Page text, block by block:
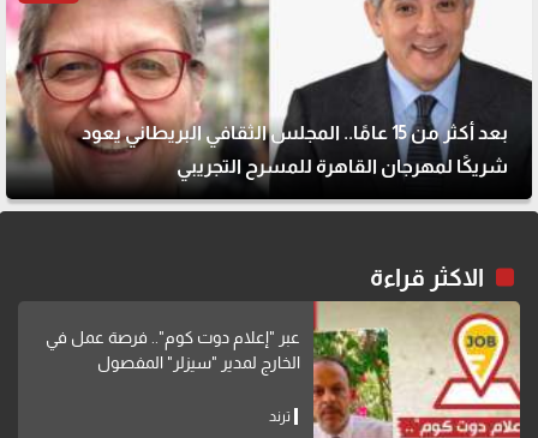
بعد أكثر من 15 عامًا.. المجلس الثقافي البريطاني يعود
شريكًا لمهرجان القاهرة للمسرح التجريبي
الاكثر قراءة
عبر "إعلام دوت كوم".. فرصة عمل في
الخارج لمدير "سيزلر" المفصول
ترند